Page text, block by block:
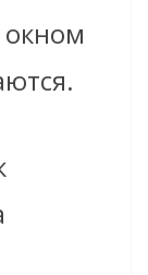
окном